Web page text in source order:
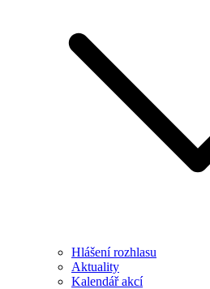
Hlášení rozhlasu
Aktuality
Kalendář akcí